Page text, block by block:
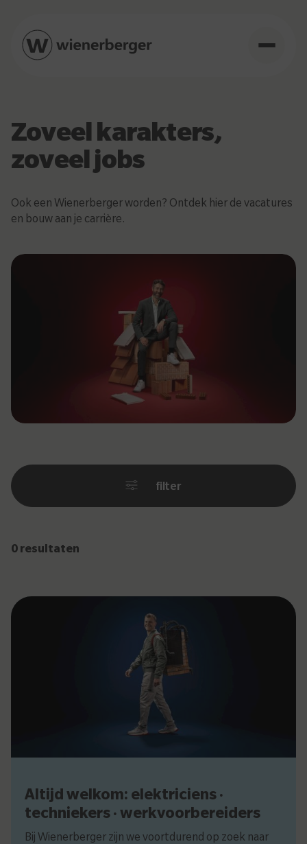
Zoveel karakters,
zoveel jobs
Ook een Wienerberger worden? Ontdek hier de vacatures
en bouw aan je carrière.
filter
0 resultaten
Altijd welkom: elektriciens ·
techniekers · werkvoorbereiders
Bij Wienerberger zijn we voortdurend op zoek naar